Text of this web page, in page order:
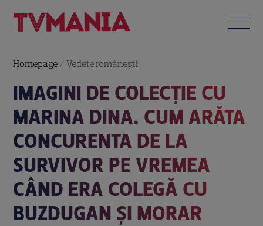
Homepage /Vedete româneşti
IMAGINI DE COLECȚIE CU
MARINA DINA. CUM ARĂTA
CONCURENTA DE LA
SURVIVOR PE VREMEA
CÂND ERA COLEGĂ CU
BUZDUGAN ȘI MORAR